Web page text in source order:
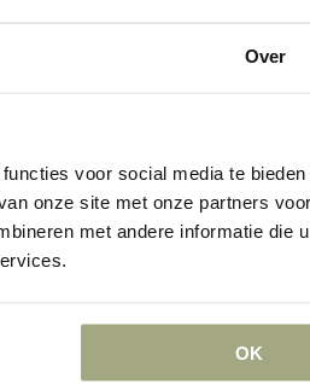
Over
voor social media te bieden
onze site met onze partners
met andere informatie die
OK
geen van beiden beslissende
staken. Teneinde dit te
of de raad van commissarissen een
de joint venture partners alleen op
invloed willen kunnen uitoefenen of